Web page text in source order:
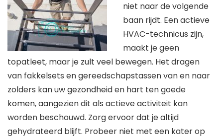
niet naar de volgende
baan rijdt. Een actieve
HVAC-technicus zijn,
maakt je geen
topatleet, maar je zult veel bewegen. Het dragen
van fakkelsets en gereedschapstassen van en naar
zolders kan uw gezondheid en hart ten goede
komen, aangezien dit als actieve activiteit kan
worden beschouwd. Zorg ervoor dat je altijd
gehydrateerd blijft. Probeer niet met een kater op